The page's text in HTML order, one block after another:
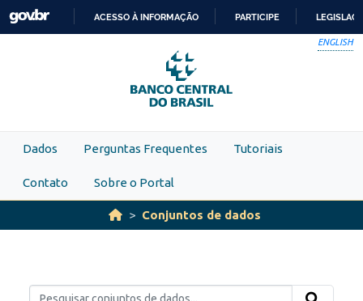
Skip to main content
PARA
O
CONTEÚDO
ACESSO À INFORMAÇÃO PARTICIPE
ENGLISH
Dados Perguntas Frequentes Tutoriais
Contato Sobre o Portal
Conjuntos de dados